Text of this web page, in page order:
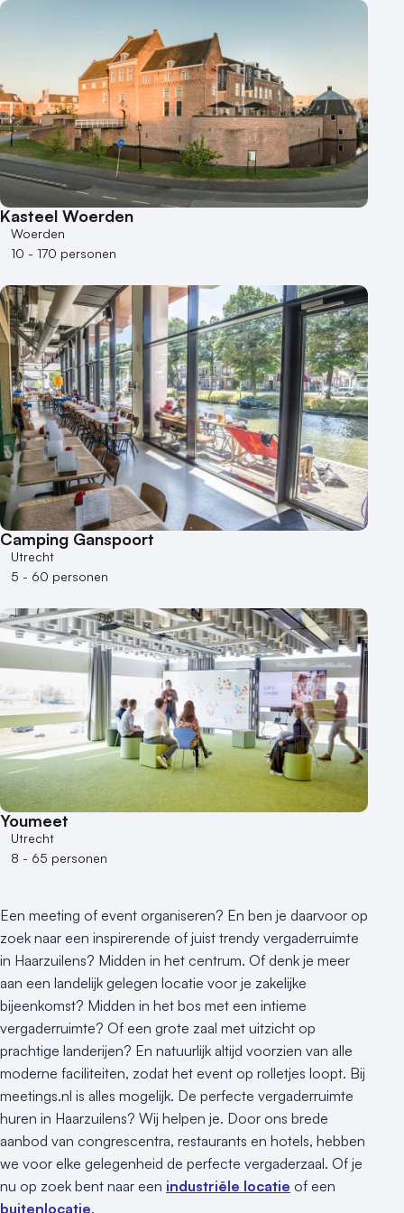
Buitenlocatie
Groene locatie
Heisessie
Hotel
Hybride events
Industriële locatie
Kasteel en landgoed
Kleine / intieme locatie
Locaties aan zee
Museum
Varende locatie
Kasteel Woerden
Woerden
10 - 170 personen
Camping Ganspoort
Utrecht
5 - 60 personen
Youmeet
Utrecht
8 - 65 personen
Een meeting of event organiseren? En ben je daarvoor op
zoek naar een inspirerende of juist trendy vergaderruimte
in Haarzuilens? Midden in het centrum. Of denk je meer
aan een landelijk gelegen locatie voor je zakelijke
bijeenkomst? Midden in het bos met een intieme
vergaderruimte? Of een grote zaal met uitzicht op
prachtige landerijen? En natuurlijk altijd voorzien van alle
moderne faciliteiten, zodat het event op rolletjes loopt. Bij
meetings.nl is alles mogelijk. De perfecte vergaderruimte
huren in Haarzuilens? Wij helpen je. Door ons brede
aanbod van congrescentra, restaurants en hotels, hebben
we voor elke gelegenheid de perfecte vergaderzaal. Of je
nu op zoek bent naar een industriële locatie of een
buitenlocatie.